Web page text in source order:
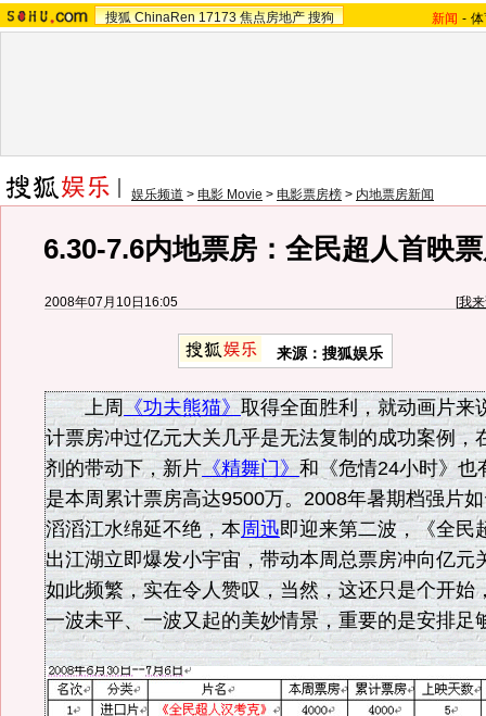
搜狐 ChinaRen 17173 焦点房地产 搜狗 新闻 -
娱乐频道 > 电影 Movie > 电影票房榜 > 内地票房新闻
6.30-7.6内地票房：全民超人首映
2008年07月10日16:05 [我
来源：搜狐娱乐
上周《功夫熊猫》取得全面胜利，就动画片来
计票房冲过亿元大关几乎是无法复制的成功案例，
剂的带动下，新片《精舞门》和《危情24小时》也
是本周累计票房高达9500万。2008年暑期档强片
滔滔江水绵延不绝，本周迅即迎来第二波，《全民
出江湖立即爆发小宇宙，带动本周总票房冲向亿元
如此频繁，实在令人赞叹，当然，这还只是个开始
一波未平、一波又起的美妙情景，重要的是安排足